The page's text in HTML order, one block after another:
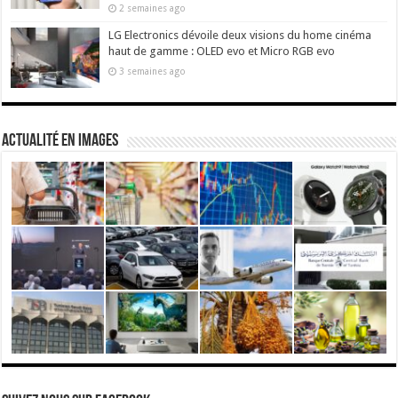
2 semaines ago
LG Electronics dévoile deux visions du home cinéma
haut de gamme : OLED evo et Micro RGB evo
3 semaines ago
actualité en images